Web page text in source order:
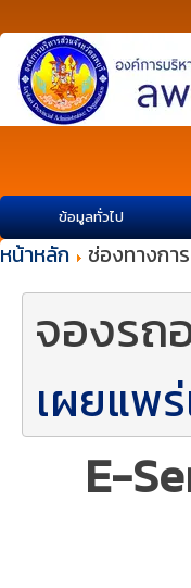
ข้อมูลทั่วไป
หน้าหลัก ช่องทางกา
จองรถ
เผยแพ
E-